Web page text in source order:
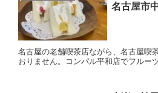
名古屋市
名古屋の老舗喫茶店ながら、名古屋喫
おりません。コンパル平和店でフルー